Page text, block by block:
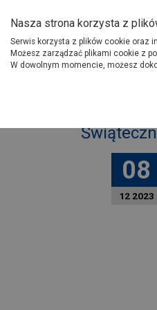
O
08
12 2023
Nasza strona korzysta z
Serwis korzysta z plików cookie oraz
Możesz zarządzać plikami cookie z
W dowolnym momencie, możesz